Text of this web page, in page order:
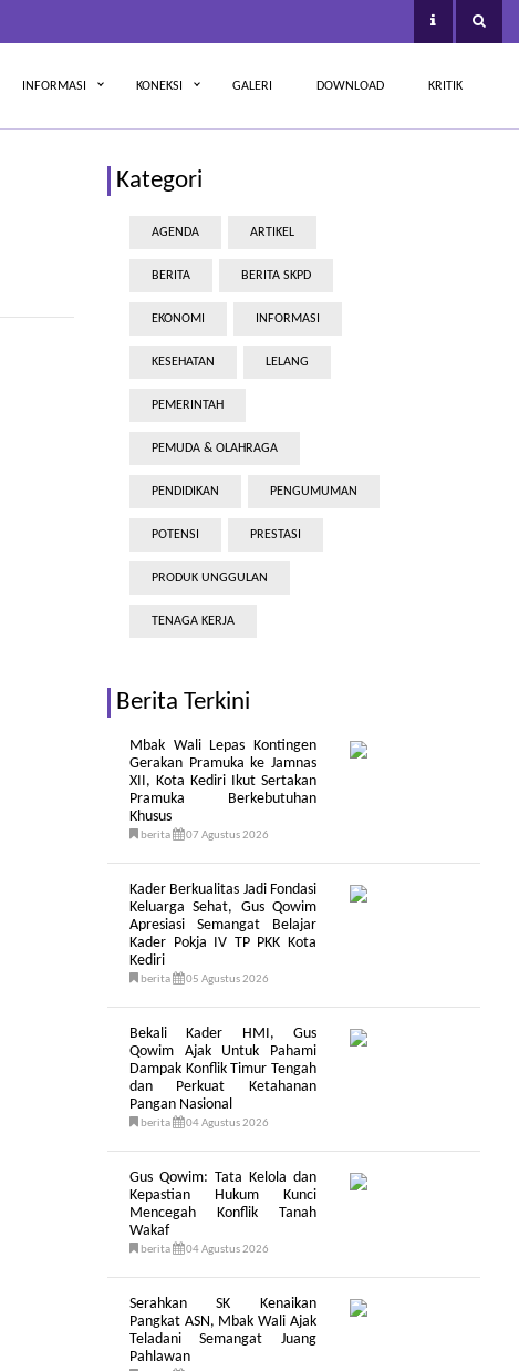
INFORMASI KONEKSI GALERI DOWNLOAD KRITIK
Kategori
AGENDA ARTIKEL
BERITA BERITA SKPD
EKONOMI INFORMASI
KESEHATAN LELANG
PEMERINTAH
PEMUDA & OLAHRAGA
PENDIDIKAN PENGUMUMAN
POTENSI PRESTASI
PRODUK UNGGULAN
TENAGA KERJA
Berita Terkini
Mbak Wali Lepas Kontingen
Gerakan Pramuka ke Jamnas
XII, Kota Kediri Ikut Sertakan
Pramuka Berkebutuhan
Khusus
berita 07 Agustus 2026
Kader Berkualitas Jadi Fondasi
Keluarga Sehat, Gus Qowim
Apresiasi Semangat Belajar
Kader Pokja IV TP PKK Kota
Kediri
berita 05 Agustus 2026
Bekali Kader HMI, Gus
Qowim Ajak Untuk Pahami
Dampak Konflik Timur Tengah
dan Perkuat Ketahanan
Pangan Nasional
berita 04 Agustus 2026
Gus Qowim: Tata Kelola dan
Kepastian Hukum Kunci
Mencegah Konflik Tanah
Wakaf
berita 04 Agustus 2026
Serahkan SK Kenaikan
Pangkat ASN, Mbak Wali Ajak
Teladani Semangat Juang
Pahlawan